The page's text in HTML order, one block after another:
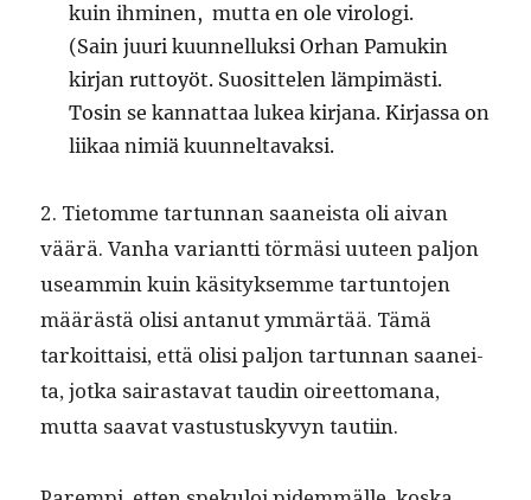
kuin ihmi­nen, mut­ta en ole virologi.
(Sain juuri kuun­nel­luk­si Orhan Pamukin
kir­jan rut­toyöt. Suosit­te­len lämpimästi.
Tosin se kan­nat­taa lukea kir­jana. Kir­jas­sa on
liikaa nim­iä kuunneltavaksi.
2. Tietomme tar­tun­nan saaneista oli aivan
väärä. Van­ha vari­ant­ti tör­mäsi uuteen paljon
use­am­min kuin käsi­tyk­semme tar­tun­to­jen
määrästä olisi antanut ymmärtää. Tämä
tarkoit­taisi, että olisi paljon tar­tun­nan saanei­
ta, jot­ka sairas­ta­vat taudin oireet­tomana,
mut­ta saa­vat vas­tus­tuskyvyn tautiin.